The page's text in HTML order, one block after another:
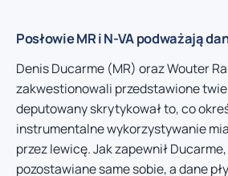
Posłowie MR i N-VA podważają
Denis Ducarme (MR) oraz Wouter
zakwestionowali przedstawione
deputowany skrytykował to, co
instrumentalne wykorzystywanie
przez lewicę. Jak zapewnił
pozostawiane same sobie, a dane